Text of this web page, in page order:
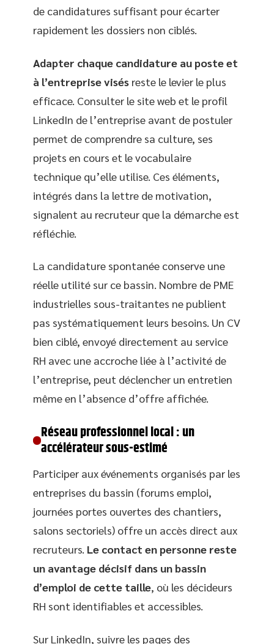
de candidatures suffisant pour écarter
rapidement les dossiers non ciblés.
Adapter chaque candidature au poste et
à l’entreprise visés reste le levier le plus
efficace. Consulter le site web et le profil
LinkedIn de l’entreprise avant de postuler
permet de comprendre sa culture, ses
projets en cours et le vocabulaire
technique qu’elle utilise. Ces éléments,
intégrés dans la lettre de motivation,
signalent au recruteur que la démarche est
réfléchie.
La candidature spontanée conserve une
réelle utilité sur ce bassin. Nombre de PME
industrielles sous-traitantes ne publient
pas systématiquement leurs besoins. Un CV
bien ciblé, envoyé directement au service
RH avec une accroche liée à l’activité de
l’entreprise, peut déclencher un entretien
même en l’absence d’offre affichée.
Réseau professionnel local : un
accélérateur sous-estimé
Participer aux événements organisés par les
entreprises du bassin (forums emploi,
journées portes ouvertes des chantiers,
salons sectoriels) offre un accès direct aux
recruteurs. Le contact en personne reste
un avantage décisif dans un bassin
d’emploi de cette taille, où les décideurs
RH sont identifiables et accessibles.
Sur LinkedIn, suivre les pages des